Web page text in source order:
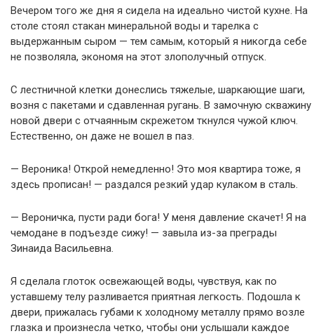
Вечером того же дня я сидела на идеально чистой кухне. На
столе стоял стакан минеральной воды и тарелка с
выдержанным сыром — тем самым, который я никогда себе
не позволяла, экономя на этот злополучный отпуск.
С лестничной клетки донеслись тяжелые, шаркающие шаги,
возня с пакетами и сдавленная ругань. В замочную скважину
новой двери с отчаянным скрежетом ткнулся чужой ключ.
Естественно, он даже не вошел в паз.
— Вероника! Открой немедленно! Это моя квартира тоже, я
здесь прописан! — раздался резкий удар кулаком в сталь.
— Вероничка, пусти ради бога! У меня давление скачет! Я на
чемодане в подъезде сижу! — завыла из-за преграды
Зинаида Васильевна.
Я сделала глоток освежающей воды, чувствуя, как по
уставшему телу разливается приятная легкость. Подошла к
двери, прижалась губами к холодному металлу прямо возле
глазка и произнесла четко, чтобы они услышали каждое